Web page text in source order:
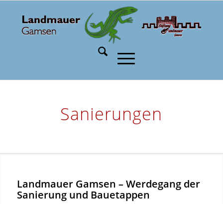
Sanierungen
Landmauer Gamsen – Werdegang der
Sanierung und Bauetappen